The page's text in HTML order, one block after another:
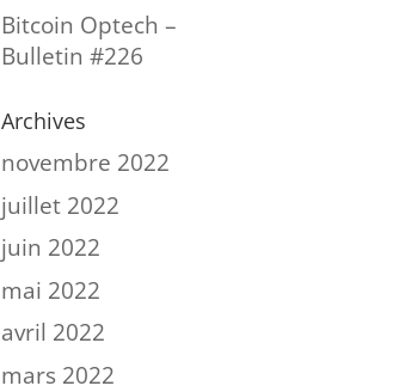
Bitcoin Optech –
Bulletin #226
Archives
novembre 2022
juillet 2022
juin 2022
mai 2022
avril 2022
mars 2022